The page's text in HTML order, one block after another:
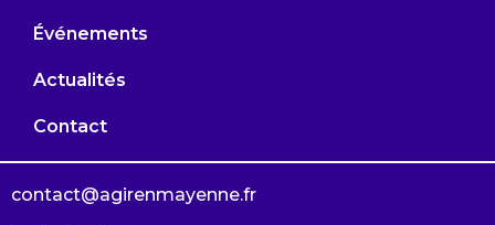
Événements
Actualités
Contact
contact@agirenmayenne.fr